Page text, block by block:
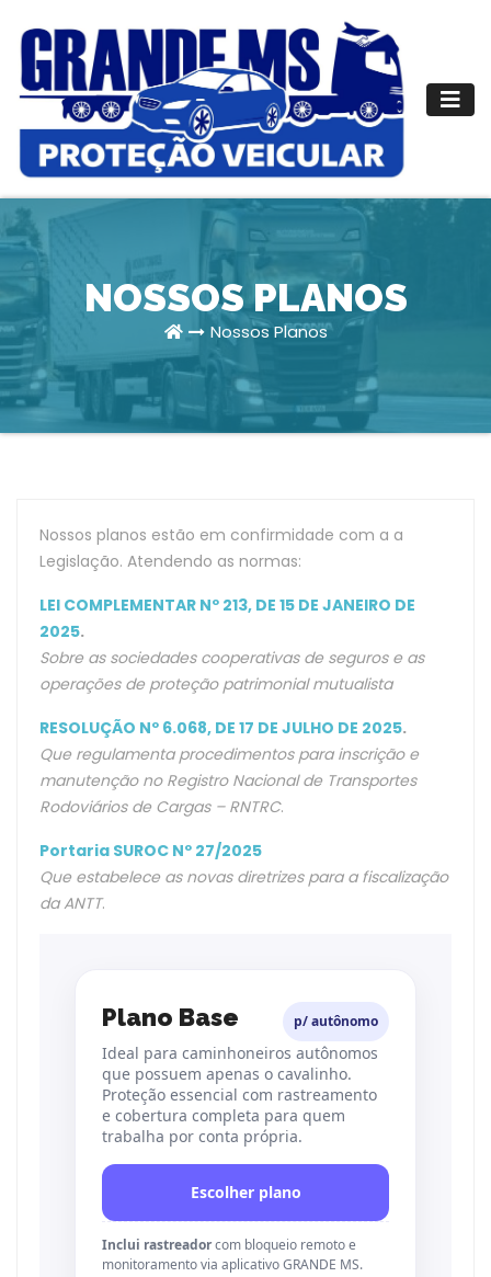
para
conteúdo
NOSSOS PLANOS
Nossos Planos
Nossos planos estão em confirmidade com a a
Legislação. Atendendo as normas:
LEI COMPLEMENTAR Nº 213, DE 15 DE JANEIRO DE
2025.
Sobre as sociedades cooperativas de seguros e as
operações de proteção patrimonial mutualista
RESOLUÇÃO Nº 6.068, DE 17 DE JULHO DE 2025.
Que regulamenta procedimentos para inscrição e
manutenção no Registro Nacional de Transportes
Rodoviários de Cargas – RNTRC.
Portaria SUROC Nº 27/2025
Que estabelece as novas diretrizes para a fiscalização
da ANTT.
Plano Base p/ autônomo
Ideal para caminhoneiros autônomos
que possuem apenas o cavalinho.
Proteção essencial com rastreamento
e cobertura completa para quem
trabalha por conta própria.
Escolher plano
Inclui rastreadorcom bloqueio remoto e
monitoramento via aplicativo GRANDE MS.